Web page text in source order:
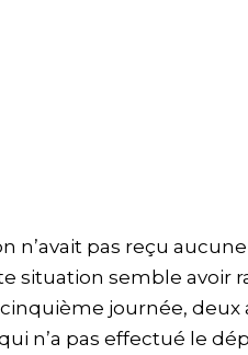
n’avait pas reçu
situation semble avoir
journée,
n’a pas effectué le